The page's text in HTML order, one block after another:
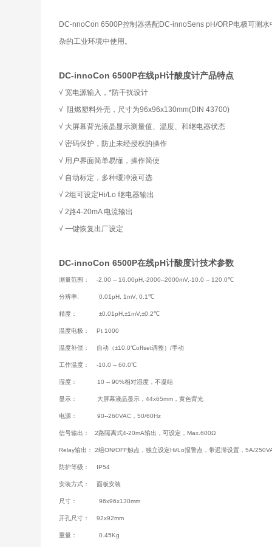
DC-nnoCon 6500P控制器搭配DC-innoSens pH/ORP电极可测
杂的工业环境中使用。
DC-innoCon 6500P在线pH计酸度计产品特点
√ 宽电源输入，*防干扰设计
√ 阻燃塑料外壳，尺寸为96x96x130mm(DIN 43700)
√ 大屏幕背光液晶显示测量值、温度、和继电器状态
√ 密码保护，防止未经授权的操作
√ 用户界面简单易懂，操作简便
√ 自动标定，多种缓冲液可选
√ 2组可设定Hi/Lo 继电器输出
√ 2路4-20mA 电流输出
√ 一键恢复出厂设定
DC-innoCon 6500P在线pH计酸度计技术参数
测量范围：-2.00 -- 16.00pH,-2000--2000mV,-10.0 -- 120.0℃
分辨率:0.01pH, 1mV, 0.1℃
精度：±0.01pH,±1mV,±0.2℃
温度电极：Pt 1000
温度补偿： 自动（±10.0℃offset调整）/手动
工作温度：-10.0 -- 60.0℃
湿度： 10 -- 90%相对湿度，不凝结
显示： 大屏幕液晶显示，44x65mm，黄色背光
电源：90--260VAC，50/60Hz
信号输出：2路隔离式4-20mA输出，可设定，Max.600Ω
Relay输出：2组ON/OFF触点，独立设定Hi/Lo报警点，带迟滞设置，5A/
防护等级： IP54
安装方式：面板安装
尺寸：96x96x130mm
开孔尺寸：92x92mm
重量： 0.45Kg